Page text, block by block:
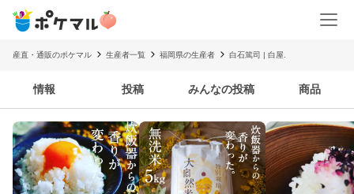
産直・通販のポケマル 生産者一覧 福岡県の生産者 白石篤司 | 白屋.
情報 投稿 みんなの投稿 商品